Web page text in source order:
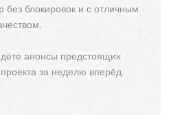
без блокировок и с отличным
анонсы предстоящих
за неделю вперёд.